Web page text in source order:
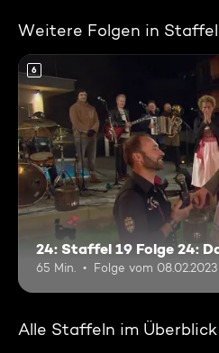
Weitere Folgen in Staffel
6
24: Staffel 19 Folge 24:
65 Min. Folge vom 08.02.2023
Alle Staffeln im Überblick